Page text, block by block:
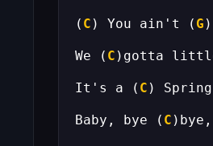
( C ) You ain't ( G
We ( C )gotta
It's a ( C )
Baby, bye ( C )bye,